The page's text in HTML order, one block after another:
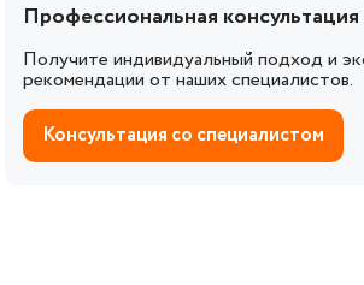
Профессиональная консультация
Получите индивидуальный подход и
рекомендации от наших специалистов.
Консультация со специалистом